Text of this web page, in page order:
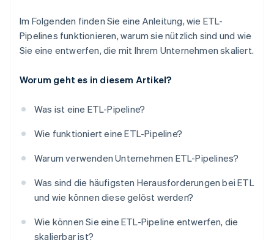
Im Folgenden finden Sie eine Anleitung, wie ETL-
Pipelines funktionieren, warum sie nützlich sind und wie
Sie eine entwerfen, die mit Ihrem Unternehmen skaliert.
Worum geht es in diesem Artikel?
Was ist eine ETL-Pipeline?
Wie funktioniert eine ETL-Pipeline?
Warum verwenden Unternehmen ETL-Pipelines?
Was sind die häufigsten Herausforderungen bei ETL
und wie können diese gelöst werden?
Wie können Sie eine ETL-Pipeline entwerfen, die
skalierbar ist?